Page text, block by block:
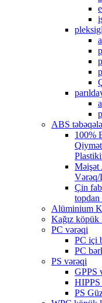
ABS
100%
Məişət
Çin
topdan
Alüminium
Kağız köpük
PC vərəqi
PC içi
PC
PS vərəqi
GPPS
HIPPS
PS